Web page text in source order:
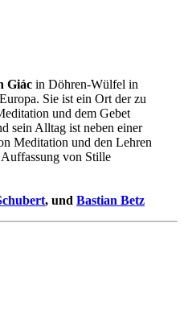
Giác in Döhren-Wülfel in
Sie ist ein Ort der zu
und dem Gebet
sein Alltag ist neben einer
Meditation und den Lehren
von Stille
, und Bastian Betz